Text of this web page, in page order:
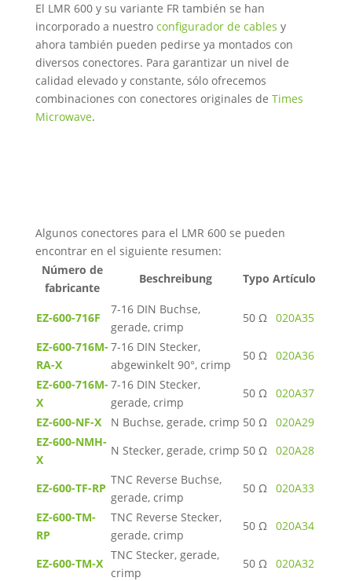
El LMR 600 y su variante FR también se han
incorporado a nuestro configurador de cables y
ahora también pueden pedirse ya montados con
diversos conectores. Para garantizar un nivel de
calidad elevado y constante, sólo ofrecemos
combinaciones con conectores originales de Times
Microwave.
Algunos conectores para el LMR 600 se pueden
encontrar en el siguiente resumen:
Número de
fabricante
Beschreibung Typo Artículo
EZ-600-716F
7-16 DIN Buchse,
gerade, crimp
50 Ω 020A35
EZ-600-716M-
RA-X
7-16 DIN Stecker,
abgewinkelt 90°, crimp
50 Ω 020A36
EZ-600-716M-
X
7-16 DIN Stecker,
gerade, crimp
50 Ω 020A37
EZ-600-NF-X
N Buchse, gerade, crimp 50 Ω 020A29
EZ-600-NMH-
X
N Stecker, gerade, crimp 50 Ω 020A28
EZ-600-TF-RP
TNC Reverse Buchse,
gerade, crimp
50 Ω 020A33
EZ-600-TM-
RP
TNC Reverse Stecker,
gerade, crimp
50 Ω 020A34
EZ-600-TM-X
TNC Stecker, gerade,
crimp
50 Ω 020A32